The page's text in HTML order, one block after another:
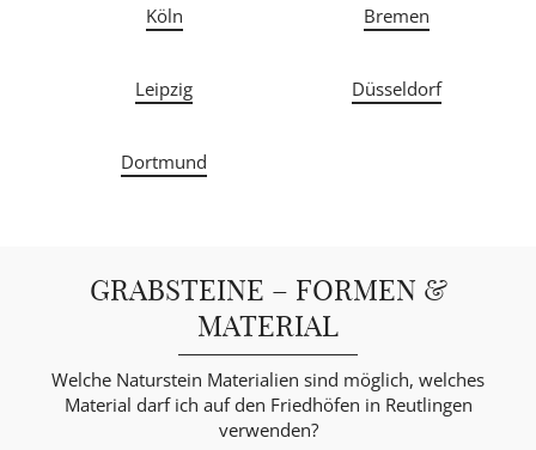
Köln Bremen
Leipzig Düsseldorf
Dortmund
GRABSTEINE – FORMEN &
MATERIAL
Welche Naturstein Materialien sind möglich, welches
Material darf ich auf den Friedhöfen in Reutlingen
verwenden?